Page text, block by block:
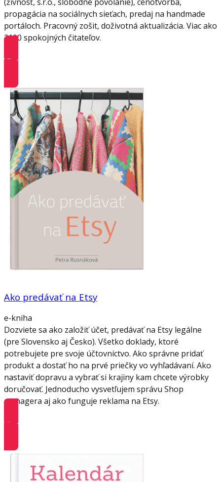
(živnosť, s.r.o., slobodné povolanie), cenotvorba,
propagácia na sociálnych sieťach, predaj na handmade
portáloch. Pracovný zošit, doživotná aktualizácia. Viac ako
2100 spokojných čitateľov.
Viac informácií
Ako predávať na Etsy
e-kniha
Dozviete sa ako založiť účet, predávať na Etsy legálne
(pre Slovensko aj Česko). Všetko doklady, ktoré
potrebujete pre svoje účtovníctvo. Ako správne pridať
produkt a dostať ho na prvé priečky vo vyhľadávaní. Ako
nastaviť dopravu a vybrať si krajiny kam chcete výrobky
doručovať. Jednoducho vysvetľujem správu Shop
managera aj ako funguje reklama na Etsy.
Viac informácií